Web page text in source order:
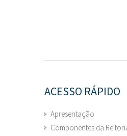
ACESSO RÁPIDO
Apresentação
Componentes da